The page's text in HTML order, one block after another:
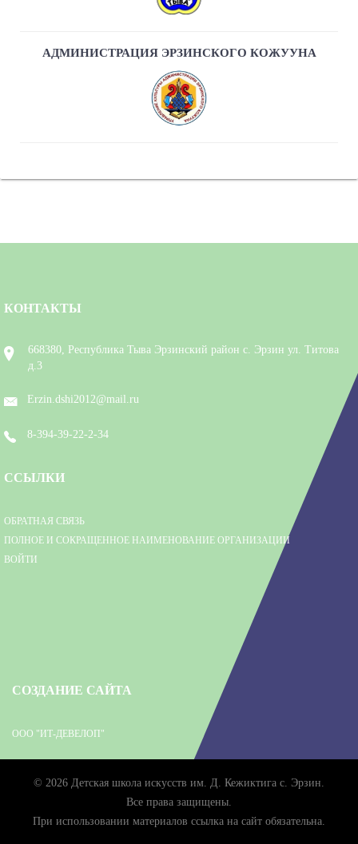
АДМИНИСТРАЦИЯ ЭРЗИНСКОГО КОЖУУНА
КОНТАКТЫ
668380, Республика Тыва Эрзинский район с. Эрзин ул. Титова
д.3
Erzin.dshi2012@mail.ru
8-394-39-22-2-34
ССЫЛКИ
ОБРАТНАЯ СВЯЗЬ
ПОЛНОЕ И СОКРАЩЕННОЕ НАИМЕНОВАНИЕ ОРГАНИЗАЦИИ
ВОЙТИ
СОЗДАНИЕ САЙТА
ООО "ИТ-ДЕВЕЛОП"
© 2026 Детская школа искусств им. Д. Кежиктига с. Эрзин.
Все права защищены.
При использовании материалов ссылка на сайт обязательна.